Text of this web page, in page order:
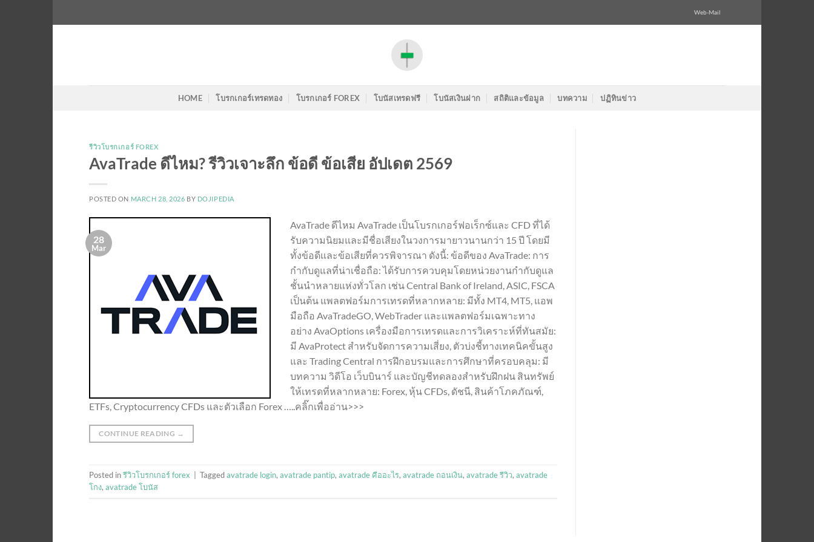
to
Web-Mail
HOME โบรกเกอร์เทรดทอง โบรกเกอร์ FOREX โบนัสเทรดฟรี โบนัสเงินฝาก สถิติและข้อมูล บทความ ปฏิทินข่าว
รีวิวโบรกเกอร์ FOREX
AvaTrade ดีไหม? รีวิวเจาะลึก ข้อดี ข้อเสีย อัปเดต 2569
POSTED ON MARCH 28, 2026 BY DOJIPEDIA
28
Mar
AvaTrade ดีไหม AvaTrade เป็นโบรกเกอร์ฟอเร็กซ์และ CFD ที่ได้
รับความนิยมและมีชื่อเสียงในวงการมายาวนานกว่า 15 ปี โดยมี
ทั้งข้อดีและข้อเสียที่ควรพิจารณา ดังนี้: ข้อดีของ AvaTrade: การ
กำกับดูแลที่น่าเชื่อถือ: ได้รับการควบคุมโดยหน่วยงานกำกับดูแล
ชั้นนำหลายแห่งทั่วโลก เช่น Central Bank of Ireland, ASIC, FSCA
เป็นต้น แพลตฟอร์มการเทรดที่หลากหลาย: มีทั้ง MT4, MT5, แอพ
มือถือ AvaTradeGO, WebTrader และแพลตฟอร์มเฉพาะทาง
อย่าง AvaOptions เครื่องมือการเทรดและการวิเคราะห์ที่ทันสมัย:
มี AvaProtect สำหรับจัดการความเสี่ยง, ตัวบ่งชี้ทางเทคนิคขั้นสูง
และ Trading Central การฝึกอบรมและการศึกษาที่ครอบคลุม: มี
บทความ วิดีโอ เว็บบินาร์ และบัญชีทดลองสำหรับฝึกฝน สินทรัพย์
ให้เทรดที่หลากหลาย: Forex, หุ้น CFDs, ดัชนี, สินค้าโภคภัณฑ์,
ETFs, Cryptocurrency CFDs และตัวเลือก Forex …..คลิ๊กเพื่ออ่าน>>>
CONTINUE READING →
Posted inรีวิวโบรกเกอร์ forex Taggedavatrade login, avatrade pantip, avatrade คืออะไร, avatrade ถอนเงิน, avatrade รีวิว, avatrade
โกง, avatrade โบนัส